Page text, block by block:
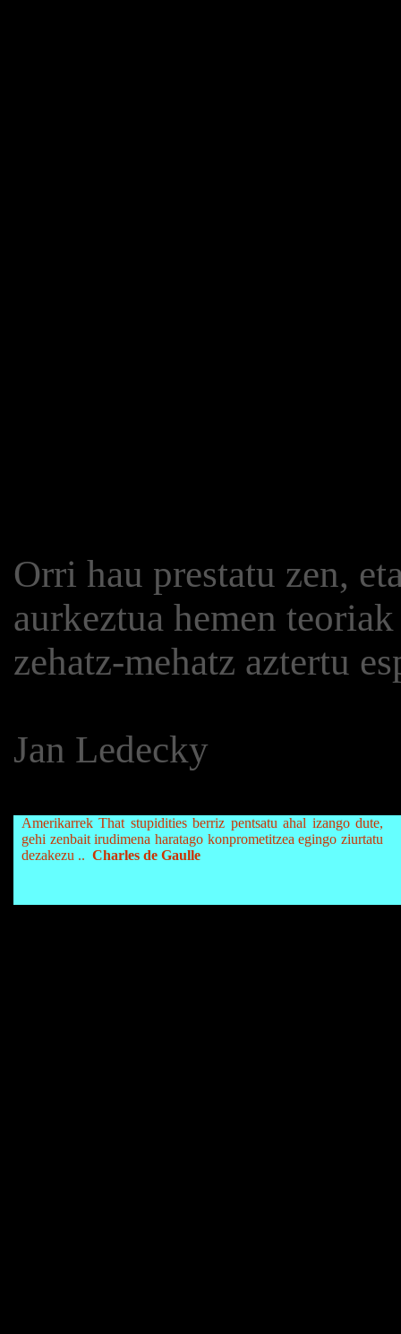
Orri hau prestatu zen,
aurkeztua hemen
zehatz-mehatz aztertu
Jan Ledecky
Amerikarrek That stupidities berriz pentsatu ahal izango dute,
gehi zenbait irudimena haratago konprometitzea egingo ziurtatu
dezakezu .. Charles de Gaulle